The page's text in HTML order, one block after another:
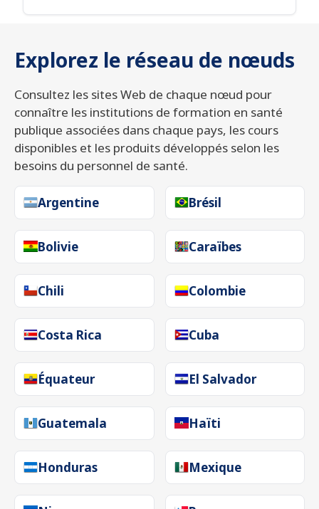
Explorez le réseau de nœuds
Consultez les sites Web de chaque nœud pour
connaître les institutions de formation en santé
publique associées dans chaque pays, les cours
disponibles et les produits développés selon les
besoins du personnel de santé.
Argentine Brésil
Bolivie Caraïbes
Chili Colombie
Costa Rica Cuba
Équateur El Salvador
Guatemala Haïti
Honduras Mexique